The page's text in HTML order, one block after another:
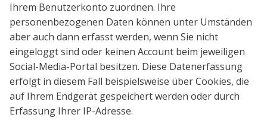
Ihrem Benutzerkonto zuordnen. Ihre
personenbezogenen Daten können unter Umständen
aber auch dann erfasst werden, wenn Sie nicht
eingeloggt sind oder keinen Account beim jeweiligen
Social-Media-Portal besitzen. Diese Datenerfassung
erfolgt in diesem Fall beispielsweise über Cookies, die
auf Ihrem Endgerät gespeichert werden oder durch
Erfassung Ihrer IP-Adresse.